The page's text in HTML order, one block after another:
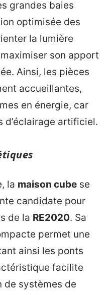
grandes baies
optimisée des
la lumière
son apport
Ainsi, les pièces
accueillantes,
en énergie, car
d’éclairage artificiel.
la maison cube se
candidate pour
de la RE2020. Sa
permet une
ainsi les ponts
facilite
de systèmes de